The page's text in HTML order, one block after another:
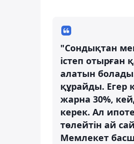
"Сондықтан
істеп отырған
алатын
құрайды. Егер
жарна 30%,
керек. Ал
төлейтін ай
Мемлекет